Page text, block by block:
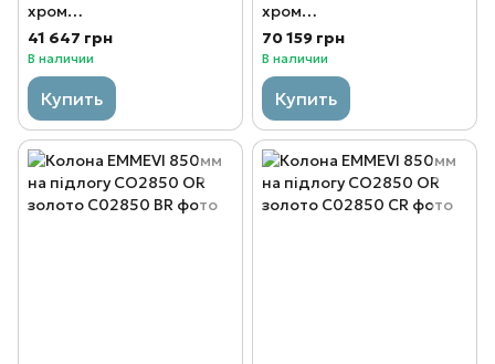
хром
CR1200281((1200294)
41 647 грн
В наличии
Купить
хром
CR1200281((1200294)
70 159 грн
В наличии
Купить